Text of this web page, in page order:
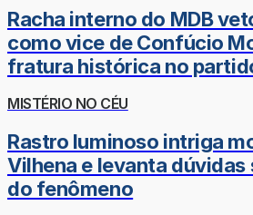
Racha interno do MDB
como vice de Confúcio
fratura histórica no
MISTÉRIO NO CÉU
Rastro luminoso intriga
Vilhena e levanta dúvidas
do fenômeno